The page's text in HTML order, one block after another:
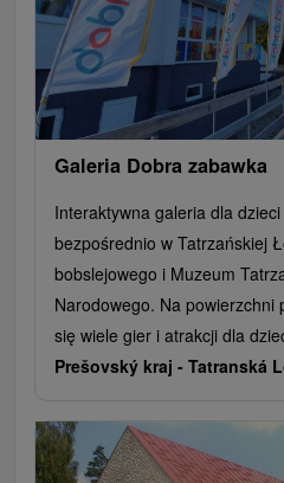
Galeria Dobra zabawka
Interaktywna galeria dla
bezpośrednio w Tatrzańskiej
bobslejowego i Muzeum
Narodowego. Na powierzchni
się wiele gier i atrakcji dla
Prešovský kraj - Tatranská